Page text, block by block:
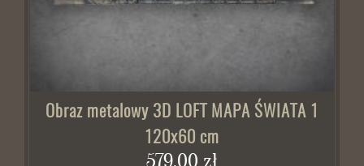
Obraz metalowy 3D LOFT MAPA ŚWIATA 1
120x60 cm
579,00 zł